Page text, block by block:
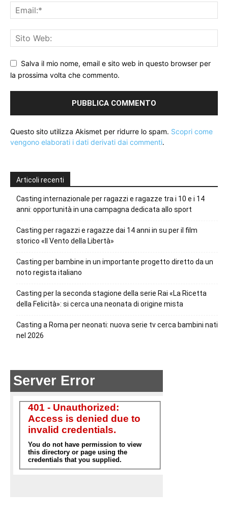
Salva il mio nome, email e sito web in questo browser per
la prossima volta che commento.
Questo sito utilizza Akismet per ridurre lo spam. Scopri come
vengono elaborati i dati derivati dai commenti.
Articoli recenti
Casting internazionale per ragazzi e ragazze tra i 10 e i 14
anni: opportunità in una campagna dedicata allo sport
Casting per ragazzi e ragazze dai 14 anni in su per il film
storico «Il Vento della Libertà»
Casting per bambine in un importante progetto diretto da un
noto regista italiano
Casting per la seconda stagione della serie Rai «La Ricetta
della Felicità»: si cerca una neonata di origine mista
Casting a Roma per neonati: nuova serie tv cerca bambini nati
nel 2026